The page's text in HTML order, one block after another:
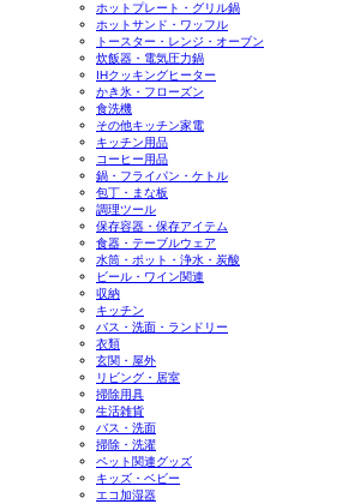
ホットプレート・グリル鍋
ホットサンド・ワッフル
トースター・レンジ・オーブン
炊飯器・電気圧力鍋
IHクッキングヒーター
かき氷・フローズン
食洗機
その他キッチン家電
キッチン用品
コーヒー用品
鍋・フライパン・ケトル
包丁・まな板
調理ツール
保存容器・保存アイテム
食器・テーブルウェア
水筒・ポット・浄水・炭酸
ビール・ワイン関連
収納
キッチン
バス・洗面・ランドリー
衣類
玄関・屋外
リビング・居室
掃除用具
生活雑貨
バス・洗面
掃除・洗濯
ペット関連グッズ
キッズ・ベビー
エコ加湿器